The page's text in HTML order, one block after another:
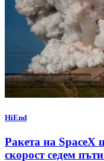
HiEnd
Ракета на SpaceX
скорост седем